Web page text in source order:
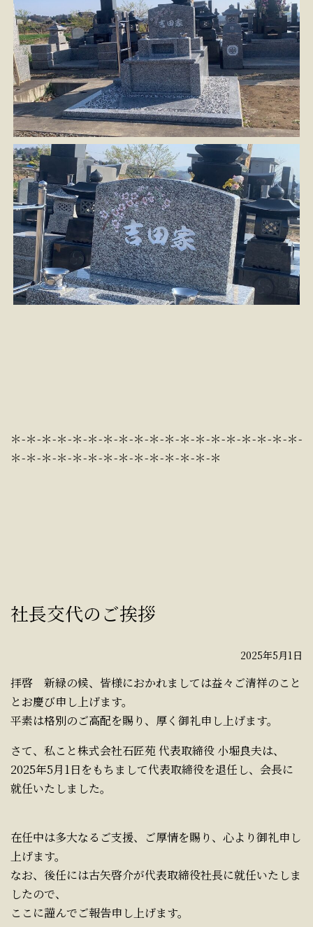
＊-＊-＊-＊-＊-＊-＊-＊-＊-＊-＊-＊-＊-＊-＊-＊-＊-＊-＊-
＊-＊-＊-＊-＊-＊-＊-＊-＊-＊-＊-＊-＊-＊
社長交代のご挨拶
2025年5月1日
拝啓 新緑の候、皆様におかれましては益々ご清祥のこと
とお慶び申し上げます。
平素は格別のご高配を賜り、厚く御礼申し上げます。
さて、私こと株式会社石匠苑 代表取締役 小堀良夫は、
2025年5月1日をもちまして代表取締役を退任し、会長に
就任いたしました。
在任中は多大なるご支援、ご厚情を賜り、心より御礼申し
上げます。
なお、後任には古矢啓介が代表取締役社長に就任いたしま
したので、
ここに謹んでご報告申し上げます。